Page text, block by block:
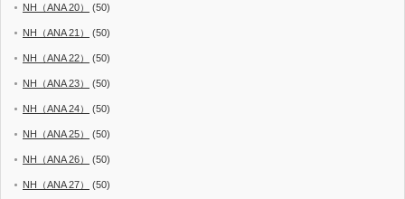
NH（ANA 20） (50)
NH（ANA 21） (50)
NH（ANA 22） (50)
NH（ANA 23） (50)
NH（ANA 24） (50)
NH（ANA 25） (50)
NH（ANA 26） (50)
NH（ANA 27） (50)